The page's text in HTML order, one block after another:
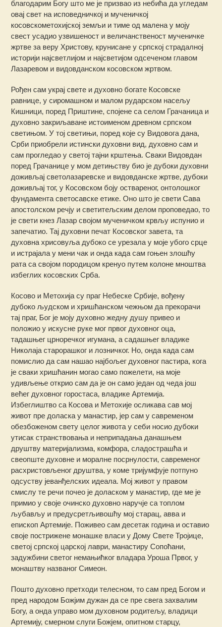
благодарим Богу што ме је призвао из небића да угледам
овај свет на исповедничкој и мученичкој
косовскометохијској земљи и тиме од малена у моју
свест усадио узвишеност и величанственост мученичке
жртве за веру Христову, крунисане у српској страдалној
историји најсветлијом и најсветијом одсеченом главом
Лазаревом и видовданском косовском жртвом.
Рођен сам украј свете и духовно богате Косовске
равнице, у сиромашном и малом рударском насељу
Кишници, поред Приштине, спојене са селом Грачаница и
духовно закриљаване истоименом древном српском
светињом. У тој светињи, поред које су Видовога дана,
Срби приобрели истински духовни вид, духовно сам и
сам прогледао у светој тајни крштења. Сваки Видовдан
поред Грачанице у мом детињству био је дубоки духовни
доживљај светолазаревске и видовданске жртве, дубоки
доживљај тог, у Косовском боју оствареног, онтолошког
фундамента светосавске етике. Оно што је свети Сава
апостолском речју и светитељским делом проповедао, то
је свети кнез Лазар својом мученичком крвљу испунио и
запечатио. Тај духовни печат Косовског завета, та
духовна хрисовуља дубоко се урезала у моје убого срце
и истрајала у мени чак и онда када сам гоњен злошћу
рата са својом породицом кренуо путем колоне мноштва
избеглих косовских Срба.
Косово и Метохија су праг Небеске Србије, вођену
дубоко људском и хришћанском чежњом да прекорачи
тај праг, Бог је моју духовно жедну душу привео и
положио у искусне руке мог првог духовног оца,
тадашњег црноречког игумана, а садашњег владике
Николаја старорашког и лозничког. Но, онда када сам
помислио да сам нашао најбољег духовног пастира, кога
је сваки хришћанин могао само пожелети, на моје
удивљење открио сам да је он само један од чеда још
већег духовног горостаса, владике Артемија.
Избеглиштво са Косова и Метохије осликава сав мој
живот пре доласка у манастир, јер сам у савременом
обезбоженом свету целог живота у себи носио дубоки
утисак странствовања и неприпадања данашњем
друштву материјализма, комфора, сладострашћа и
свеопште духовне и моралне посрнулости, савременог
расхристовљеног друштва, у коме тријумфује потпуно
одсуству јеванђелских идеала. Мој живот у правом
смислу те речи почео је доласком у манастир, где ме је
примио у своје очинско духовно наручје са топлом
љубављу и предусретљивошћу мој старац, авва и
епископ Артемије. Поживео сам десетак година и оставио
своје пострижене монашке власи у Дому Свете Тројице,
светој српској царској лаври, манастиру Сопоћани,
задужбини светог немањићког владара Уроша Првог, у
монаштву названог Симеон.
Пошто духовно претходи телесном, то сам пред Богом и
пред народом Божјим дужан да се пре свега захвалим
Богу, а онда управо мом духовном родитељу, владици
Артемију, смерном слуги Божјем, опитном старцу,